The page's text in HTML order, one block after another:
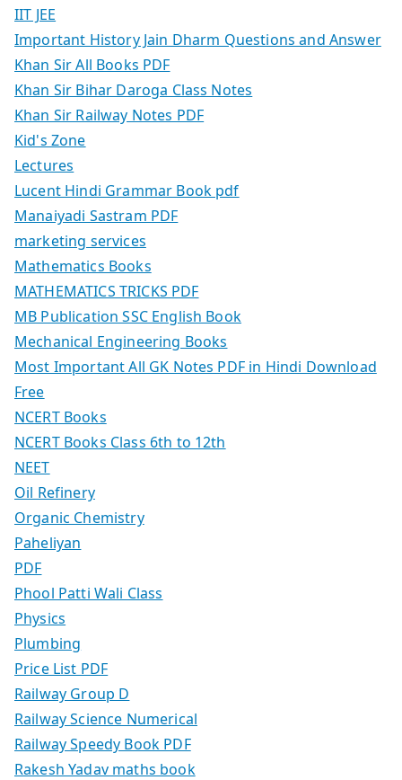
IIT JEE
Important History Jain Dharm Questions and Answer
Khan Sir All Books PDF
Khan Sir Bihar Daroga Class Notes
Khan Sir Railway Notes PDF
Kid's Zone
Lectures
Lucent Hindi Grammar Book pdf
Manaiyadi Sastram PDF
marketing services
Mathematics Books
MATHEMATICS TRICKS PDF
MB Publication SSC English Book
Mechanical Engineering Books
Most Important All GK Notes PDF in Hindi Download
Free
NCERT Books
NCERT Books Class 6th to 12th
NEET
Oil Refinery
Organic Chemistry
Paheliyan
PDF
Phool Patti Wali Class
Physics
Plumbing
Price List PDF
Railway Group D
Railway Science Numerical
Railway Speedy Book PDF
Rakesh Yadav maths book